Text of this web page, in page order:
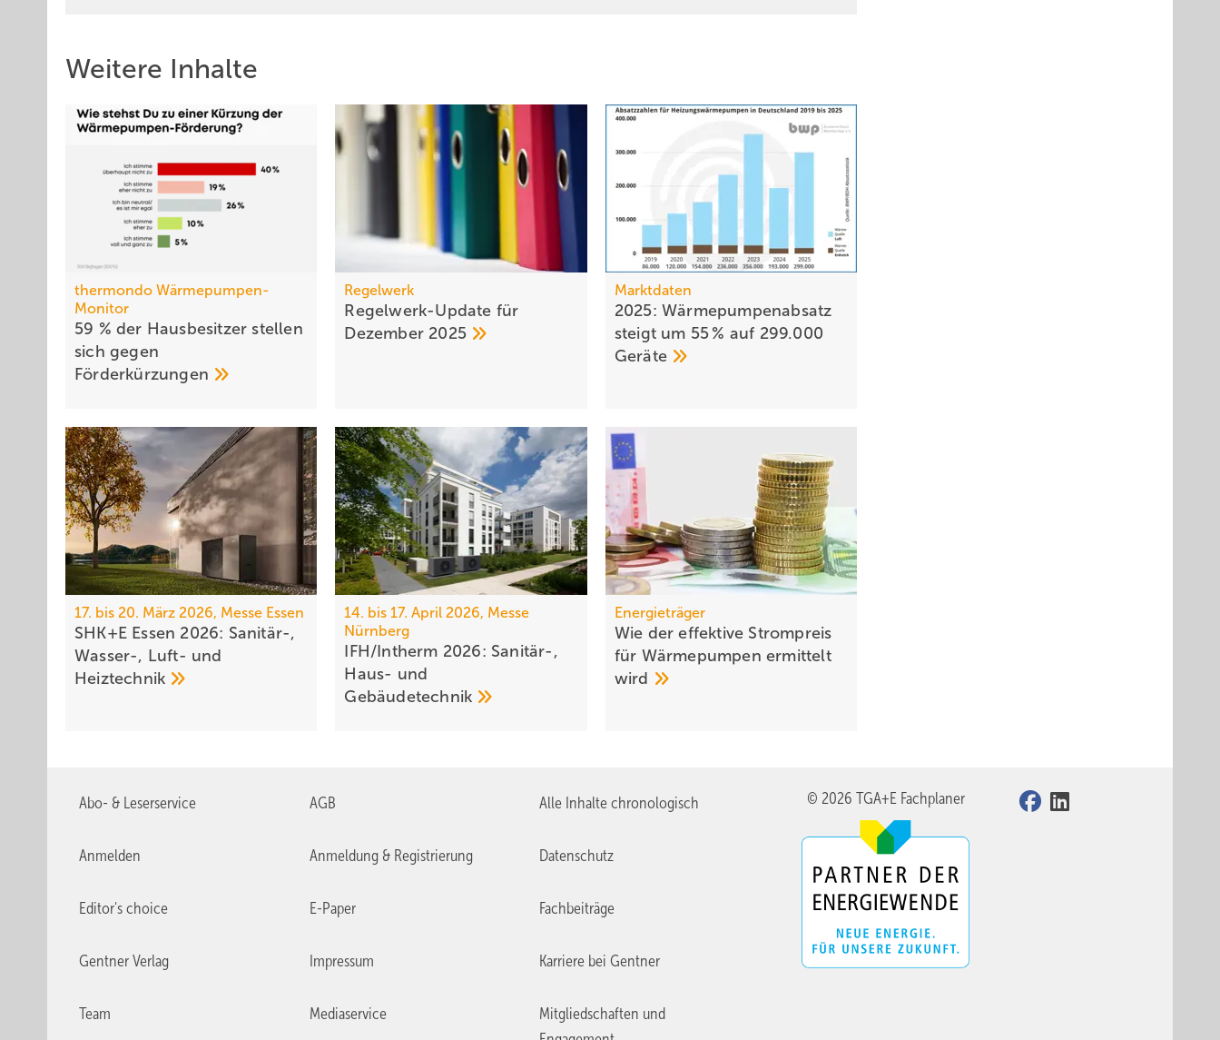
Weitere Inhalte
thermondo Wärmepumpen-
Monitor
59 % der Haus­be­sit­zer stellen
sich gegen
För­der­kür­zungen
Regelwerk
Regelwerk-Update für
Dezember 2025
Marktdaten
2025: Wärmepumpenabsatz
steigt um 55 % auf 299.000
Geräte
17. bis 20. März 2026, Messe Essen
SHK+E Essen 2026: Sanitär-,
Wasser-, Luft- und
Heiztechnik
14. bis 17. April 2026, Messe
Nürnberg
IFH/Intherm 2026: Sanitär-,
Haus- und
Ge­bäu­de­tech­nik
Energieträger
Wie der effektive Strom­preis
für Wärme­pumpen ermittelt
wird
Abo- & Leserservice AGB Alle Inhalte chronologisch
Anmelden Anmeldung & Registrierung Datenschutz
Editor's choice E-Paper Fachbeiträge
Gentner Verlag Impressum Karriere bei Gentner
Team Mediaservice
Mitgliedschaften und
© 2026 TGA+E Fachplaner